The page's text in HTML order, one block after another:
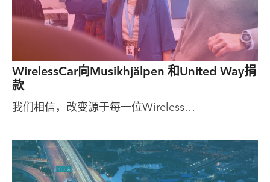
WirelessCar向Musikhjälpen 和United Way捐
款
我们相信，改变源于每一位Wireless…